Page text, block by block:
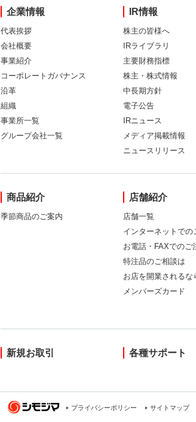
企業情報
代表挨拶
会社概要
事業紹介
コーポレートガバナンス
沿革
組織
事業所一覧
グループ会社一覧
IR情報
株主の皆様へ
IRライブラリ
主要財務指標
株主・株式情報
中長期方針
電子公告
IRニュース
メディア掲載情報
ニュースリリース
商品紹介
季節商品のご案内
店舗紹介
店舗一覧
インターネットでの
お電話・FAXでのご
特注品のご相談は
お店を開業されるな
メンバーズカード
新規お取引 各種サポート
プライバシーポリシー サイトマップ